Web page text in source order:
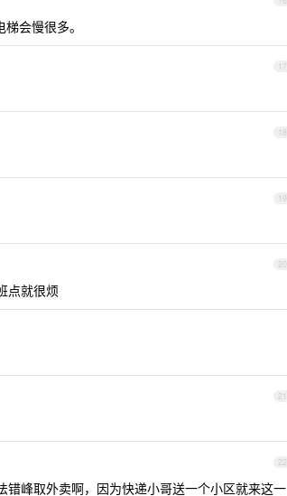
会慢很多。
17
18
19
20
点就很烦
21
22
峰取外卖啊，因为快递小哥送一个小区就来这一